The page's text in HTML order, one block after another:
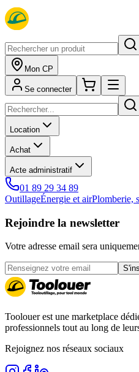
Mon CP
Se connecter
Location
Achat
Acte administratif
01 89 29 34 89
OutillageÉnergie et airPlomberie,
Rejoindre la newsletter
Votre adresse email sera
Toolouer est une marketplace
professionnels tout au long de
Rejoignez nos réseaux sociaux